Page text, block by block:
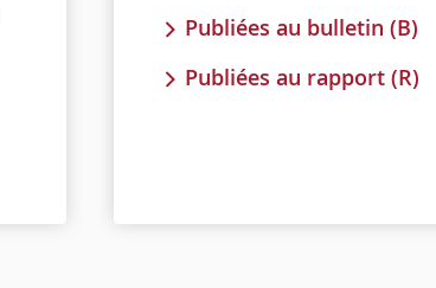
Publiées au bulletin (B)
Publiées au rapport (R)